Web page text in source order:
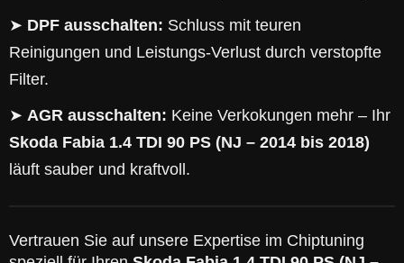
➤ DPF ausschalten: Schluss mit teuren
Reinigungen und Leistungs-Verlust durch verstopfte
Filter.
➤ AGR ausschalten: Keine Verkokungen mehr – Ihr
Skoda Fabia 1.4 TDI 90 PS (NJ – 2014 bis 2018)
läuft sauber und kraftvoll.
Vertrauen Sie auf unsere Expertise im Chiptuning